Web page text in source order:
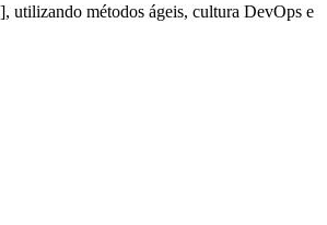
utilizando métodos ágeis, cultura DevOps e